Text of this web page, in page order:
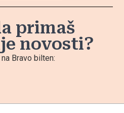
primaš
novosti?
Bravo bilten: